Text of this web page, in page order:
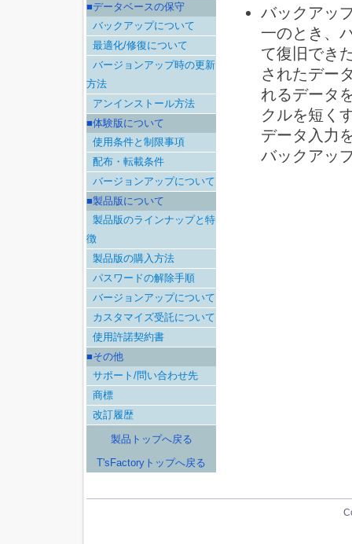
バックアッ
一のとき、
て復旧でき
されたデー
れるデータ
クルを短く
データ入力
バックアッ
■データベースの保守
バックアップについて
最適化/修復について
バージョンアップ時の更新
方法
アンインストール方法
■体験版について
使用条件と制限事項
配布・転載条件
バージョンアップについて
■製品版について
製品版のラインナップと特
徴
製品版の購入方法
パスワードの解除手順
バージョンアップについて
カスタマイズ受託について
使用許諾契約書
■その他
サポート/問い合わせ先
商標
改訂履歴
製品トップへ戻る
T'sFactoryトップへ戻る